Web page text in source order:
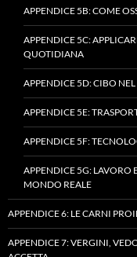
APPENDICE 5B: COME
APPENDICE 5C:
QUOTIDIANA
APPENDICE 5D: CIBO
APPENDICE 5E:
APPENDICE 5F:
APPENDICE 5G: LAVORO
MONDO REALE
APPENDICE 6: LE CARNI
APPENDICE 7: VERGINI,